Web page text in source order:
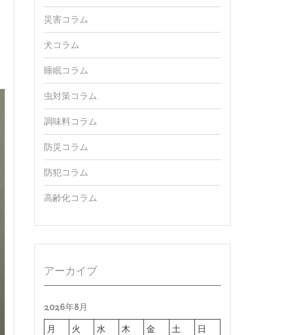
災害コラム
犬コラム
睡眠コラム
虫対策コラム
調味料コラム
防災コラム
防犯コラム
高齢化コラム
アーカイブ
2026年8月
月
火 水 木 金 土
日